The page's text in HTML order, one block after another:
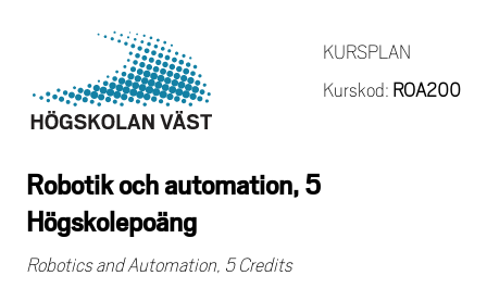
KURSPLAN
Kurskod: ROA200
Robotik och automation, 5
Högskolepoäng
Robotics and Automation, 5 Credits